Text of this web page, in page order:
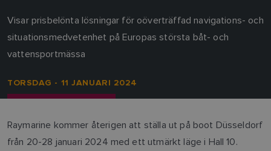
Visar prisbelönta lösningar för oöverträffad navigations- och
situationsmedvetenhet på Europas största båt- och
vattensportmässa
TORSDAG - 11 JANUARI 2024
Raymarine kommer återigen att ställa ut på boot Düsseldorf
från 20-28 januari 2024 med ett utmärkt läge i Hall 10.